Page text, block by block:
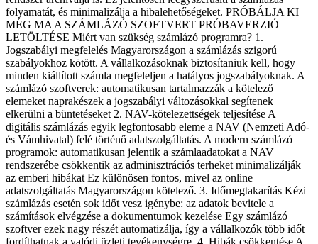
folyamatát, és minimalizálja a hibalehetőségeket. PRÓBÁLJA KI
MÉG MA A SZÁMLÁZÓ SZOFTVERT PRÓBAVERZIÓ
LETÖLTÉSE Miért van szükség számlázó programra? 1.
Jogszabályi megfelelés Magyarországon a számlázás szigorú
szabályokhoz kötött. A vállalkozásoknak biztosítaniuk kell, hogy
minden kiállított számla megfeleljen a hatályos jogszabályoknak. A
számlázó szoftverek: automatikusan tartalmazzák a kötelező
elemeket naprakészek a jogszabályi változásokkal segítenek
elkerülni a büntetéseket 2. NAV-kötelezettségek teljesítése A
digitális számlázás egyik legfontosabb eleme a NAV (Nemzeti Adó-
és Vámhivatal) felé történő adatszolgáltatás. A modern számlázó
programok: automatikusan jelentik a számlaadatokat a NAV
rendszerébe csökkentik az adminisztrációs terheket minimalizálják
az emberi hibákat Ez különösen fontos, mivel az online
adatszolgáltatás Magyarországon kötelező. 3. Időmegtakarítás Kézi
számlázás esetén sok időt vesz igénybe: az adatok bevitele a
számítások elvégzése a dokumentumok kezelése Egy számlázó
szoftver ezek nagy részét automatizálja, így a vállalkozók több időt
fordíthatnak a valódi üzleti tevékenységre. 4. Hibák csökkentése A